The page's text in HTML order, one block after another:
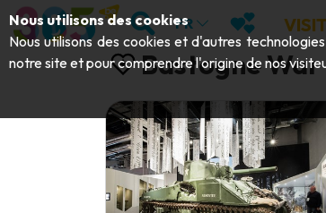
Aller au contenu principal; RECHERCHER
FR MES FAVORIS
Bastogne War
Nous utilisons des cookies
Nous utilisons des cookies et d'autres
notre site et pour comprendre l'origine de nos